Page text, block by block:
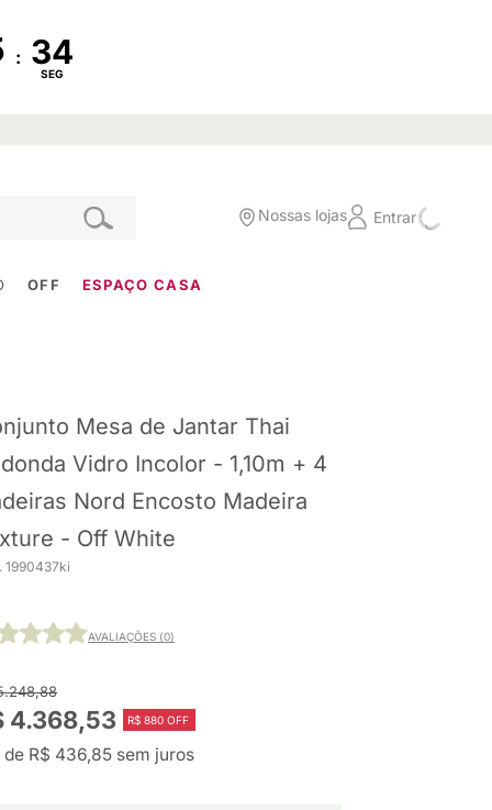
:
SEG
Nossas lojas Entrar
OFF ESPAÇO CASA
Mesa de Jantar Thai
Vidro Incolor - 1,10m + 4
Nord Encosto Madeira
- Off White
1990437ki
AVALIAÇÕES (0)
4.368,53 R$ 880 OFF
de R$ 436,85 sem juros